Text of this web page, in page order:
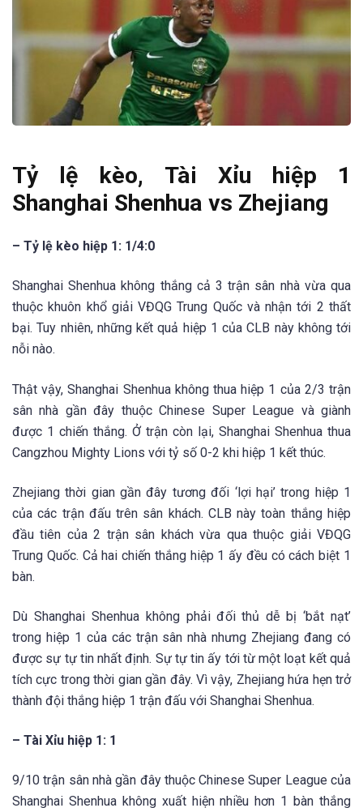
Tỷ lệ kèo, Tài Xỉu hiệp 1
Shanghai Shenhua vs Zhejiang
– Tỷ lệ kèo hiệp 1: 1/4:0
Shanghai Shenhua không thắng cả 3 trận sân nhà vừa qua
thuộc khuôn khổ giải VĐQG Trung Quốc và nhận tới 2 thất
bại. Tuy nhiên, những kết quả hiệp 1 của CLB này không tới
nỗi nào.
Thật vậy, Shanghai Shenhua không thua hiệp 1 của 2/3 trận
sân nhà gần đây thuộc Chinese Super League và giành
được 1 chiến thắng. Ở trận còn lại, Shanghai Shenhua thua
Cangzhou Mighty Lions với tỷ số 0-2 khi hiệp 1 kết thúc.
Zhejiang thời gian gần đây tương đối ‘lợi hại’ trong hiệp 1
của các trận đấu trên sân khách. CLB này toàn thắng hiệp
đầu tiên của 2 trận sân khách vừa qua thuộc giải VĐQG
Trung Quốc. Cả hai chiến thắng hiệp 1 ấy đều có cách biệt 1
bàn.
Dù Shanghai Shenhua không phải đối thủ dễ bị ‘bắt nạt’
trong hiệp 1 của các trận sân nhà nhưng Zhejiang đang có
được sự tự tin nhất định. Sự tự tin ấy tới từ một loạt kết quả
tích cực trong thời gian gần đây. Vì vậy, Zhejiang hứa hẹn trở
thành đội thắng hiệp 1 trận đấu với Shanghai Shenhua.
– Tài Xỉu hiệp 1: 1
9/10 trận sân nhà gần đây thuộc Chinese Super League của
Shanghai Shenhua không xuất hiện nhiều hơn 1 bàn thắng